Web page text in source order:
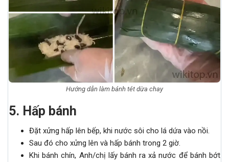
Hướng dẫn làm bánh tét dừa chay
5. Hấp bánh
Đặt xửng hấp lên bếp, khi nước sôi cho lá dứa vào nồi.
Sau đó cho xửng lên và hấp bánh trong 2 giờ.
Khi bánh chín, Anh/chị lấy bánh ra xả nước để bánh bớt